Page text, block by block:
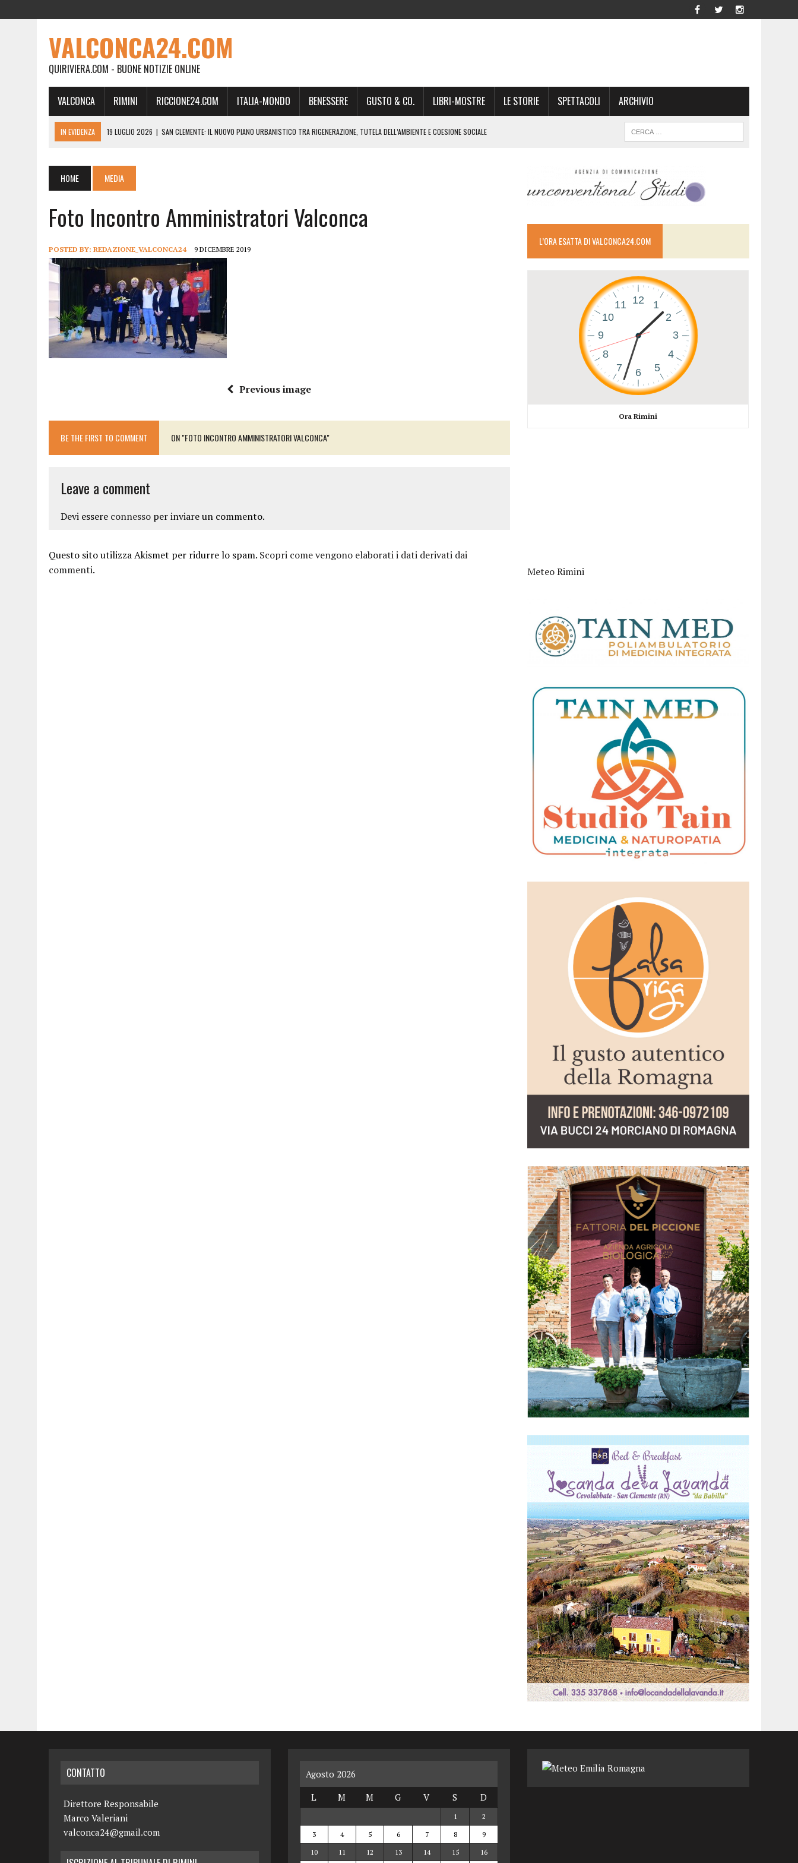
VALCONCA24.COM
QUIRIVIERA.COM - BUONE NOTIZIE ONLINE
VALCONCA RIMINI RICCIONE24.COM ITALIA-MONDO BENESSERE GUSTO & CO. LIBRI-MOSTRE LE STORIE SPETTACOLI ARCHIVIO
IN EVIDENZA 19 LUGLIO 2026 | SAN CLEMENTE: IL NUOVO PIANO URBANISTICO TRA RIGENERAZIONE, TUTELA DELL’AMBIENTE E COESIONE SOCIALE
19 FEBBRAIO 2026 | RIMINI, A IL GATTO SULL’ALBICOCCO ARRIVA ANDREA GIONCHETTI SOMMELIER DEL CALABRESE “QAFIZ”
28 GENNAIO 2026
DOVE LA CARNE DIVENTA MEMORIA: IL CORPO, L’ORIGINE, IL RITORNO. L’OPERA DI KIROLES BOSHRA È VITA VERA
18 DICEMBRE 2025 |
SAN CLEMENTE, AL VILLA ULTIMO ATTO DELLA PRIMA PARTE DI STAGIONE TEATRALE CON CLAUDIO MORICI SABATO 20
18 DICEMBRE 2025 | SAN CLEMENTE, SALA DEL CONSIGLIO INTITOLATA A GIACOMO MATTEOTTI: “VITTIMA DELLA FURIA FASCISTA”
15 DICEMBRE 2025 | PANETTONI, TORRONE E CONTRO-PANETTONE: IN VALCONCA VINCONO MARZIALI, BURESTA, BARTOLINI, BIGUCCI, TASINI
11 DICEMBRE 2025 | LA GUIDA FLOS OLEI INCORONA I “MAGNIFICI 7” DELL’EVO IN REGIONE: TRE POSTI D’ONORE TOCCANO ALLA VALCONCA
11 DICEMBRE 2025 |
DANTE ALIGHIERI E L’USO DI PAPAVERINA: ECCO COME RIUSCÌ A COMPORRE TANTE OPERE COSÌ VOLUMINOSE
10 DICEMBRE 2025
| MONTESCUDO, AL TEATRO ROSASPINA PRIMA EDIZIONE DELL’ITALIAN PET FRIENDLY GALÀ IDEATO DA MARCO BONINI
6 DICEMBRE 2025 | CATTOLICA, I FRATELLI RAUCCI CONFERMANO LA LORO STELLA DEL PREMIO GUIDA CHEF DI PIZZA: “UN GRANDE ONORE”
HOME MEDIA
Foto Incontro Amministratori Valconca
POSTED BY: REDAZIONE_VALCONCA24 9 DICEMBRE 2019
Previous image
BE THE FIRST TO COMMENT ON "FOTO INCONTRO AMMINISTRATORI VALCONCA"
Leave a comment
Devi essere connesso per inviare un commento.
Questo sito utilizza Akismet per ridurre lo spam. Scopri come vengono elaborati i dati derivati dai
commenti.
L’ORA ESATTA DI VALCONCA24.COM
Ora Rimini
Meteo Rimini
CONTATTO
Direttore Responsabile
Marco Valeriani
valconca24@gmail.com
Agosto 2026
L
M M G V S D
1
2
3
4 5 6 7 8
9
10
11 12 13 14 15 16